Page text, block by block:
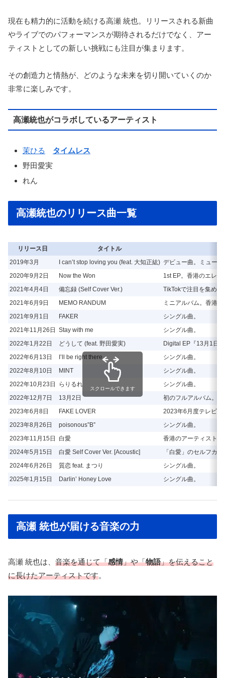
現在も精力的に活動を続ける高瀬 統也。リリースされる新曲
やライブでのパフォーマンスが期待されるだけでなく、アー
ティストとしての新しい挑戦にも注目が集まります。
その創造力と情熱が、どのような未来を切り開いていくのか
非常に楽しみです。
高瀬統也がコラボしているアーティスト
茉ひる
タイムレス
野田愛実
れん
高瀬統也のリリース曲一覧
リリース日
タイトル
2019年3月
I can’t stop loving you (feat. 大知正紘) デビュー曲。ミュー
2020年9月2日
Now the Won
1st EP。香港のエレ
2021年4月4日
備忘録 (Self Cover Ver.)
TikTokで注目を集め
2021年6月9日
MEMO RANDUM
ミニアルバム。香港
2021年9月1日
FAKER
シングル曲。
2021年11月26日 Stay with me
シングル曲。
2022年1月22日
どうして (feat. 野田愛実)
Digital EP『13月1日
2022年6月13日
I’ll be right there
シングル曲。
2022年8月10日
MINT
シングル曲。
2022年10月23日
らりるれ
シングル曲。
2022年12月7日
13月2日
初のフルアルバム。
2023年6月8日
FAKE LOVER
2023年6月度テレビ朝
2023年8月26日
poisonous”B”
シングル曲。
2023年11月15日
白愛
香港のアーティスト
2024年5月15日
白愛 Self Cover Ver. [Acoustic]
「白愛」のセルフカ
2024年6月26日
質恋 feat. まつり
シングル曲。
2025年1月15日
Darlin’ Honey Love シングル曲。
スクロールできます
高瀬 統也が届ける音楽の力
高瀬 統也は、 音楽を通じて「感情」や「物語」を伝えること
に長けたアーティストです。